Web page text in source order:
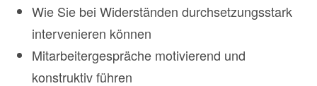
Wie Sie bei Widerständen durchsetzungsstark
intervenieren können
Mitarbeitergespräche motivierend und
konstruktiv führen